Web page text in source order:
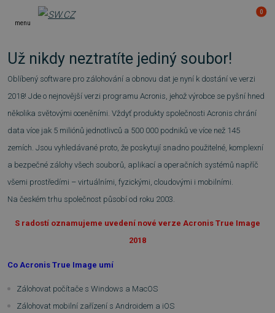
menu
0
Už nikdy neztratíte jediný soubor!
Oblíbený software pro zálohování a obnovu dat je nyní k dostání ve verzi
2018! Jde o nejnovější verzi programu Acronis, jehož výrobce se pyšní hned
několika světovými oceněními. Vždyť produkty společnosti Acronis chrání
data více jak 5 miliónů jednotlivců a 500 000 podniků ve více než 145
zemích. Jsou vyhledávané proto, že poskytují snadno použitelné, komplexní
a bezpečné zálohy všech souborů, aplikací a operačních systémů napříč
všemi prostředími – virtuálními, fyzickými, cloudovými i mobilními.
Na českém trhu společnost působí od roku 2003.
S radostí oznamujeme uvedení nové verze Acronis True Image
2018
Co Acronis True Image umí
Zálohovat počítače s Windows a MacOS
Zálohovat mobilní zařízení s Androidem a iOS